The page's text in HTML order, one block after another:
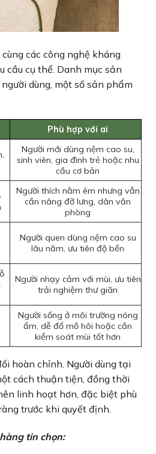
các công nghệ kháng
cầu cụ thể. Danh mục sản
dùng, một số sản phẩm
Phù hợp với ai
Người mới dùng nệm cao su,
sinh viên, gia đình trẻ hoặc nhu
cầu cơ bản
Người thích nằm êm nhưng vẫn
cần nâng đỡ lưng, dân văn
phòng
Người quen dùng nệm cao su
lâu năm, ưu tiên độ bền
Người nhạy cảm với mùi, ưu tiên
trải nghiệm thư giãn
Người sống ở môi trường nóng
ẩm, dễ đổ mồ hôi hoặc cần
kiểm soát mùi tốt hơn
hoàn chỉnh. Người dùng tại
cách thuận tiện, đồng thời
linh hoạt hơn, đặc biệt phù
trước khi quyết định.
tin chọn: